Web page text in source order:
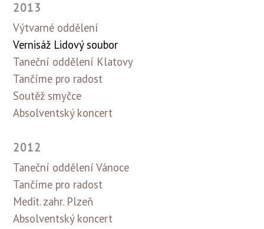
2013
Výtvarné oddělení
Vernisáž Lidový soubor
Taneční oddělení Klatovy
Tančíme pro radost
Soutěž smyčce
Absolventský koncert
2012
Taneční oddělení Vánoce
Tančíme pro radost
Medit. zahr. Plzeň
Absolventský koncert